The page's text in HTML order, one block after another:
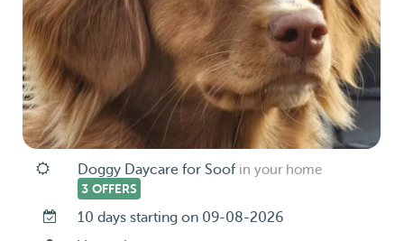
Doggy Daycare for Soof in your home
3 OFFERS
10 days starting on 09-08-2026